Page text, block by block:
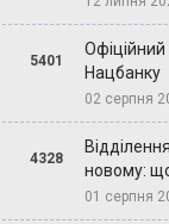
5401
Нацбанку
02 серпня
4328
новому:
01 серпня